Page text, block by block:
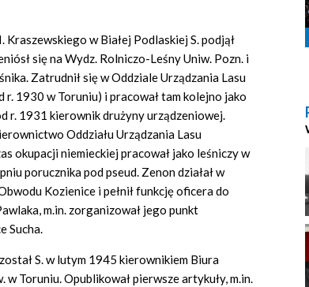
Kraszewskiego w Białej Podlaskiej S. podjął
się na Wydz. Rolniczo-Leśny Uniw. Pozn. i
Zatrudnił się w Oddziale Urządzania Lasu
1930 w Toruniu) i pracował tam kolejno jako
r. 1931 kierownik drużyny urządzeniowej.
Oddziału Urządzania Lasu
okupacji niemieckiej pracował jako leśniczy w
porucznika pod pseud. Zenon działał w
Kozienice i pełnił funkcję oficera do
m.in. zorganizował jego punkt
Sucha.
S. w lutym 1945 kierownikiem Biura
Toruniu. Opublikował pierwsze artykuły, m.in.